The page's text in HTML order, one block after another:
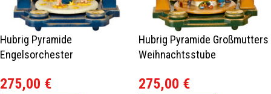
Hubrig Pyramide
Engelsorchester
275,00 €
Hubrig Pyramide Großmutters
Weihnachtsstube
275,00 €